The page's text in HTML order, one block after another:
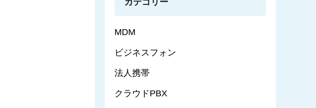
MDM
ビジネスフォン
法人携帯
クラウドPBX